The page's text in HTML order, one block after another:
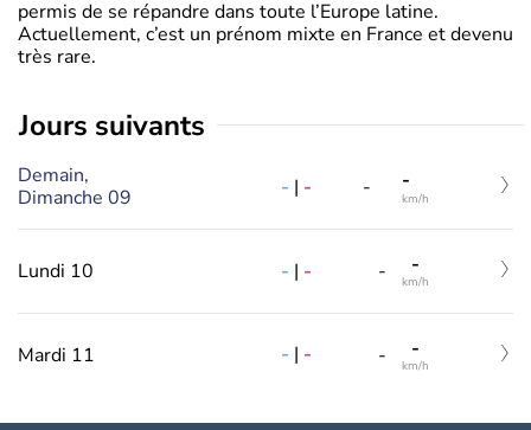
permis de se répandre dans toute l’Europe latine.
Actuellement, c’est un prénom mixte en France et devenu
très rare.
jours suivants
Demain,
Dimanche 09
- | - - -
km/h
Lundi 10 - | - - -
km/h
Mardi 11 - | - - -
km/h